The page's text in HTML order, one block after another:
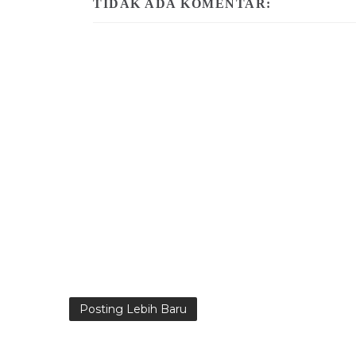
TIDAK ADA KOMENTAR:
Posting Lebih Baru